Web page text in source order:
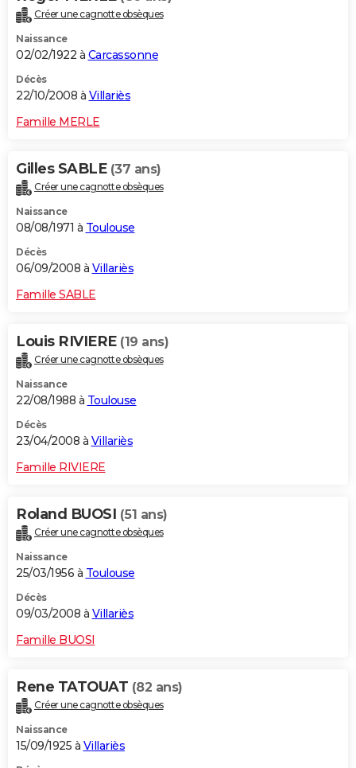
Créer une cagnotte obsèques
Naissance
02/02/1922 à Carcassonne
Décès
22/10/2008 à Villariès
Famille MERLE
Gilles SABLE (37 ans)
Créer une cagnotte obsèques
Naissance
08/08/1971 à Toulouse
Décès
06/09/2008 à Villariès
Famille SABLE
Louis RIVIERE (19 ans)
Créer une cagnotte obsèques
Naissance
22/08/1988 à Toulouse
Décès
23/04/2008 à Villariès
Famille RIVIERE
Roland BUOSI (51 ans)
Créer une cagnotte obsèques
Naissance
25/03/1956 à Toulouse
Décès
09/03/2008 à Villariès
Famille BUOSI
Rene TATOUAT (82 ans)
Créer une cagnotte obsèques
Naissance
15/09/1925 à Villariès